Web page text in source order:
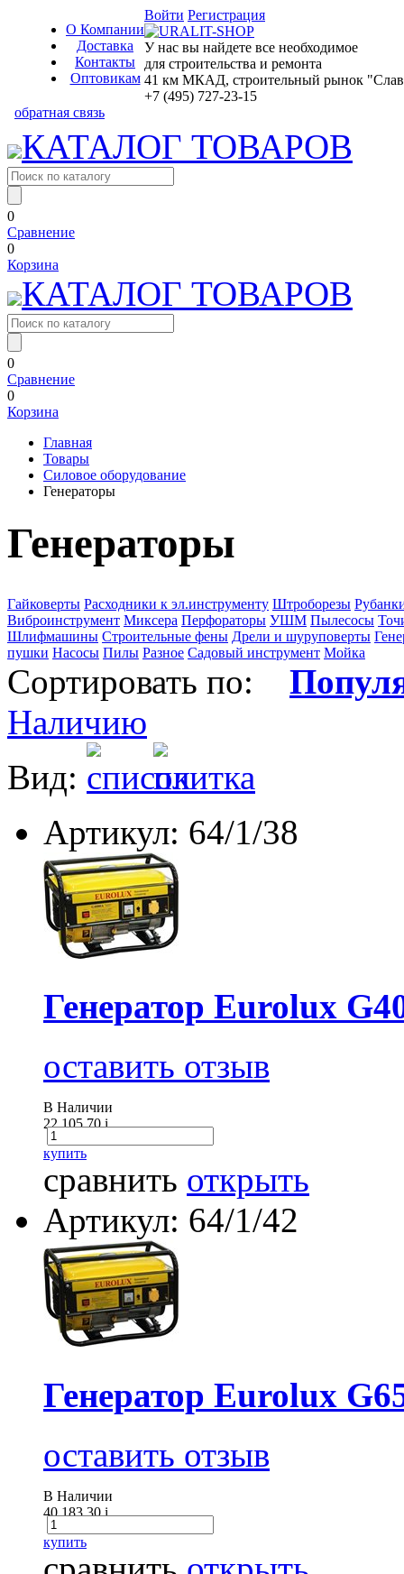
О Компании
Доставка
Контакты
Оптовикам
Войти Регистрация
У нас вы найдете все необходимое
для строительства и ремонта
41 км МКАД, строительный рынок
+7 (495) 727-23-15
обратная связь
КАТАЛОГ ТОВАРОВ
0
Сравнение
0
Корзина
КАТАЛОГ ТОВАРОВ
0
Сравнение
0
Корзина
Главная
Товары
Силовое оборудование
Генераторы
Генераторы
Гайковерты Расходники к эл.инструменту Штроборезы
Виброинструмент Миксера Перфораторы УШМ Пылесосы
Шлифмашины Строительные фены Дрели и шуруповерты
пушки Насосы Пилы Разное Садовый инструмент Мойка
Сортировать по:
Наличию
Вид:
Артикул: 64/1/38
Генератор Eurolux
оставить отзыв
В Наличии
22 105.70i
купить
сравнить открыть
Артикул: 64/1/42
Генератор Eurolux
оставить отзыв
В Наличии
40 183.30i
купить